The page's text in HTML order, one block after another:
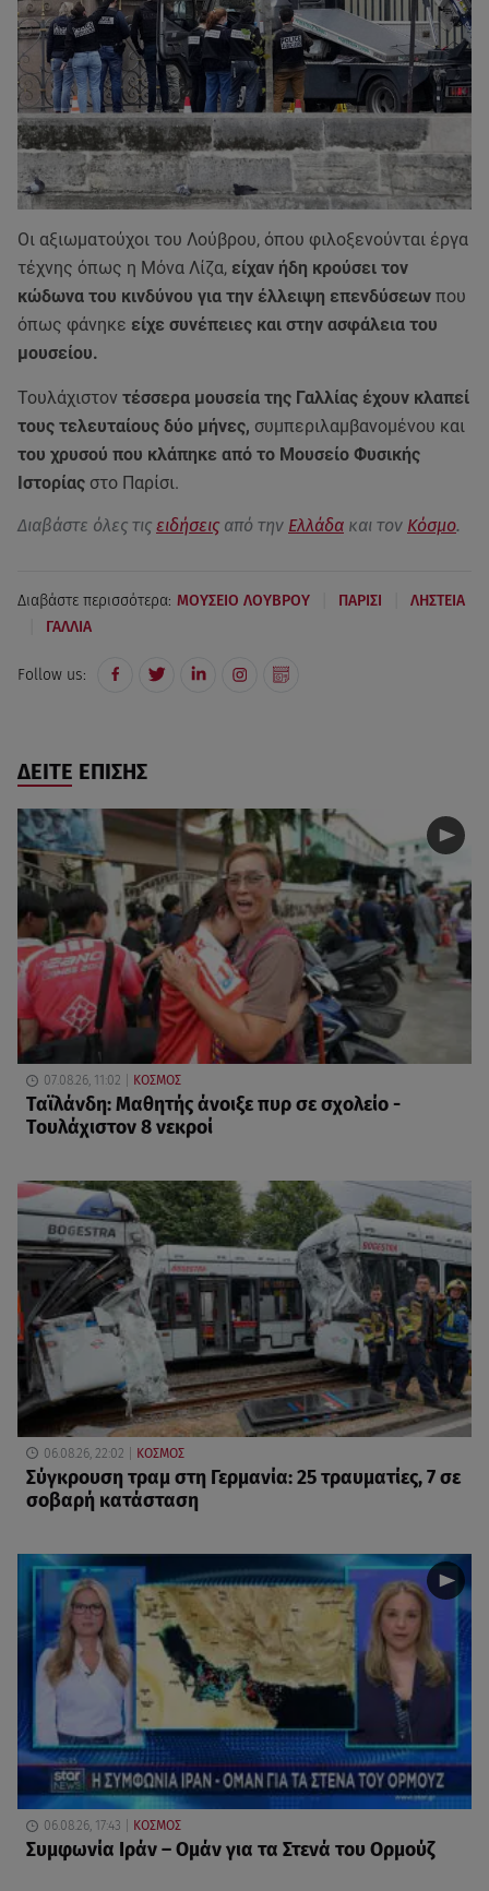
Οι αξιωματούχοι του Λούβρου, όπου φιλοξενούνται έργα
τέχνης όπως η Μόνα Λίζα, είχαν ήδη κρούσει τον
κώδωνα του κινδύνου για την έλλειψη επενδύσεων που
όπως φάνηκε είχε συνέπειες και στην ασφάλεια του
μουσείου.
Τουλάχιστον τέσσερα μουσεία της Γαλλίας έχουν κλαπεί
τους τελευταίους δύο μήνες, συμπεριλαμβανομένου και
του χρυσού που κλάπηκε από το Μουσείο Φυσικής
Ιστορίας στο Παρίσι.
Διαβάστε όλες τις ειδήσεις από την Ελλάδα και τον Κόσμο.
Διαβάστε περισσότερα: ΜΟΥΣΕΙΟ ΛΟΥΒΡΟΥ ΠΑΡΙΣΙ ΛΗΣΤΕΙΑ
ΓΑΛΛΙΑ
Follow us:
ΔΕΙΤΕ ΕΠΙΣΗΣ
07.08.26, 11:02 ΚΟΣΜΟΣ
Ταϊλάνδη: Μαθητής άνοιξε πυρ σε σχολείο -
Τουλάχιστον 8 νεκροί
06.08.26, 22:02 ΚΟΣΜΟΣ
Σύγκρουση τραμ στη Γερμανία: 25 τραυματίες, 7 σε
σοβαρή κατάσταση
06.08.26, 17:43 ΚΟΣΜΟΣ
Συμφωνία Ιράν – Ομάν για τα Στενά του Ορμούζ